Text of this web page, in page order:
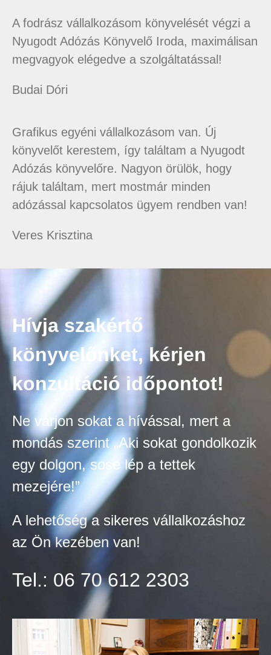
A fodrász vállalkozásom könyvelését végzi a
Nyugodt Adózás Könyvelő Iroda, maximálisan
megvagyok elégedve a szolgáltatással!
Budai Dóri
Grafikus egyéni vállalkozásom van. Új
könyvelőt kerestem, így találtam a Nyugodt
Adózás könyvelőre. Nagyon örülök, hogy
rájuk találtam, mert mostmár minden
adózással kapcsolatos ügyem rendben van!
Veres Krisztina
Hívja szakértő
könyvelőnket, kérjen
konzultáció időpontot!
Ne várjon sokat a hívással, mert a
mondás szerint „Aki sokat gondolkozik
egy dolgon, sose lép a tettek
mezejére!”
A lehetőség a sikeres vállalkozáshoz
az Ön kezében van!
Tel.: 06 70 612 2303